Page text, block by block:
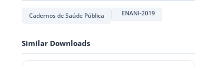
Cadernos de Saúde Pública ENANI-2019
Similar Downloads